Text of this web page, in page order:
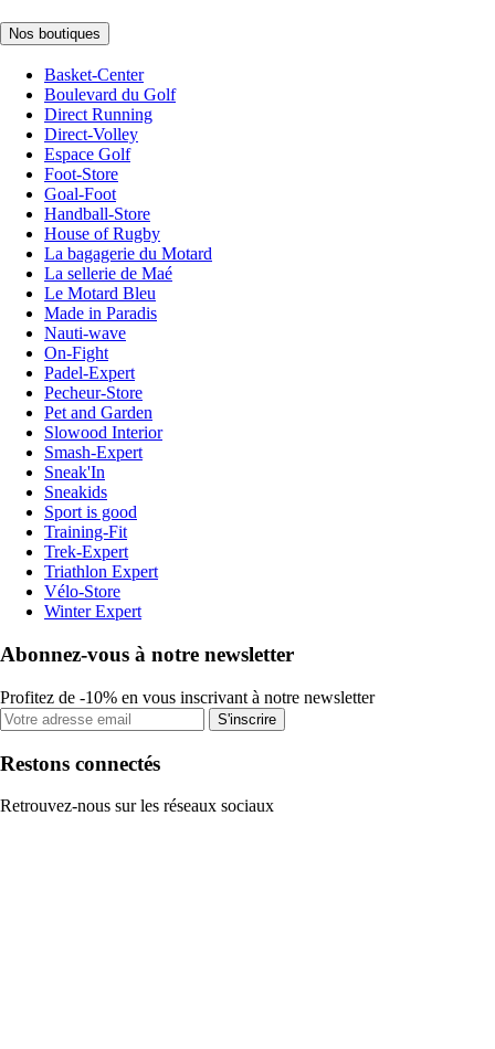
Nos boutiques
Basket-Center
Boulevard du Golf
Direct Running
Direct-Volley
Espace Golf
Foot-Store
Goal-Foot
Handball-Store
House of Rugby
La bagagerie du Motard
La sellerie de Maé
Le Motard Bleu
Made in Paradis
Nauti-wave
On-Fight
Padel-Expert
Pecheur-Store
Pet and Garden
Slowood Interior
Smash-Expert
Sneak'In
Sneakids
Sport is good
Training-Fit
Trek-Expert
Triathlon Expert
Vélo-Store
Winter Expert
Abonnez-vous à notre newsletter
Profitez de -10% en vous inscrivant à notre newsletter
S'inscrire
Restons connectés
Retrouvez-nous sur les réseaux sociaux